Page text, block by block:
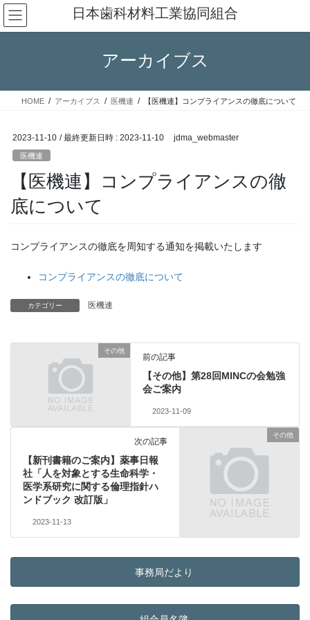
コ
ン
テ
ス
ナ
ビ
ゲ
ン
日本歯科材料工業協同組合
アーカイブス
HOME アーカイブス 医機連 【医機連】コンプライアンスの徹底について
2023-11-10 / 最終更新日時 : 2023-11-10 jdma_webmaster
医機連
【医機連】コンプライアンスの徹
底について
コンプライアンスの徹底を周知する通知を掲載いたします
コンプライアンスの徹底について
カテゴリー 医機連
その他
前の記事
【その他】第28回MINCの会勉強
会ご案内
2023-11-09
その他
次の記事
【新刊書籍のご案内】薬事日報
社「人を対象とする生命科学・
医学系研究に関する倫理指針ハ
ンドブック 改訂版」
2023-11-13
事務局だより